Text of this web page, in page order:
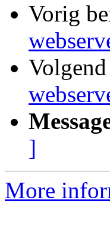
Vorig
]
More